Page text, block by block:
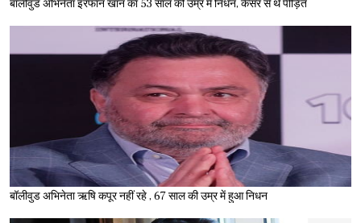
बॉलीवुड अभिनेता इरफान खान का 53 साल की उम्र में निधन, कैंसर से थे पीड़ित
बॉलीवुड अभिनेता ऋषि कपूर नहीं रहे , 67 साल की उम्र में हुआ निधन